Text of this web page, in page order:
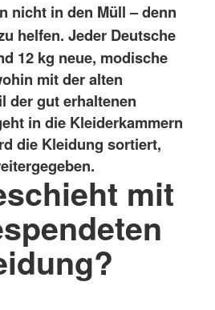
nicht in den Müll – denn
helfen. Jeder Deutsche
12 kg neue, modische
mit der alten
der gut erhaltenen
in die Kleiderkammern
die Kleidung sortiert,
mit